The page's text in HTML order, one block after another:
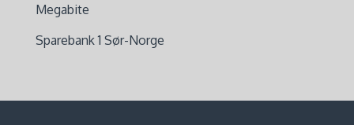
Megabite
Sparebank 1 Sør-Norge